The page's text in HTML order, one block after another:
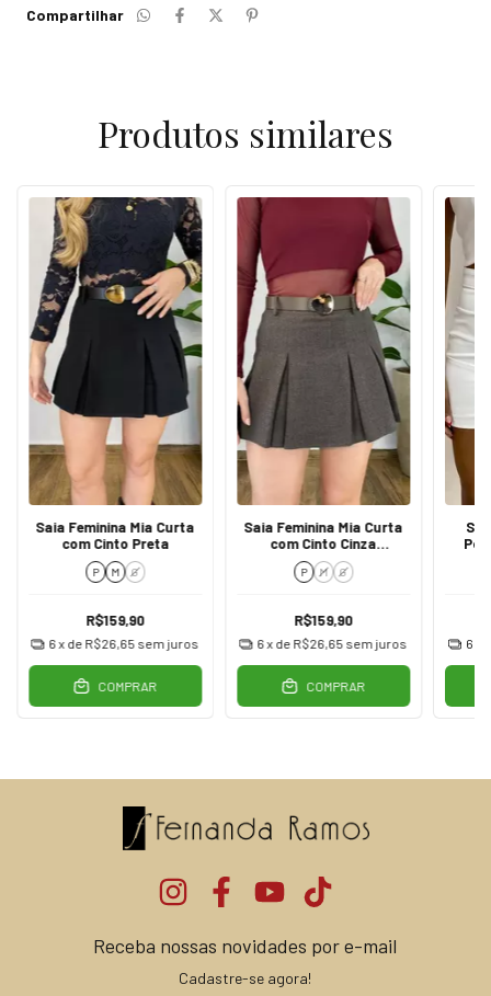
Compartilhar
Produtos similares
Saia Feminina Mia Curta
com Cinto Preta
P M G
R$159,90
6x de R$26,65 sem juros
COMPRAR
Saia Feminina Mia Curta
com Cinto Cinza
Amarrozado
P M G
R$159,90
6 x de R$26,65 sem juros
COMPRAR
6
Receba nossas novidades por e-mail
Cadastre-se agora!